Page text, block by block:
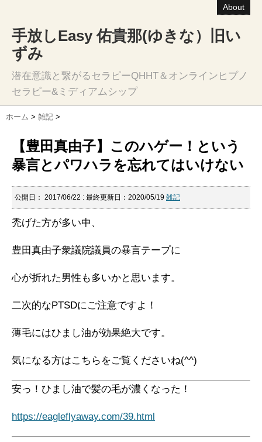
About
手放しEasy 佑貴那(ゆきな）旧い
ずみ
潜在意識と繋がるセラピーQHHT＆オンラインヒプノ
セラピー&ミディアムシップ
ホーム > 雑記 >
【豊田真由子】このハゲー！という
暴言とパワハラを忘れてはいけない
公開日： 2017/06/22 : 最終更新日：2020/05/19 雑記
禿げた方が多い中、
豊田真由子衆議院議員の暴言テープに
心が折れた男性も多いかと思います。
二次的なPTSDにご注意ですよ！
薄毛にはひまし油が効果絶大です。
気になる方はこちらをご覧くださいね(^^)
安っ！ひまし油で髪の毛が濃くなった！
https://eagleflyaway.com/39.html